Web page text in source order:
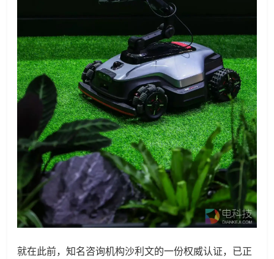
就在此前，知名咨询机构沙利文的一份权威认证，已正